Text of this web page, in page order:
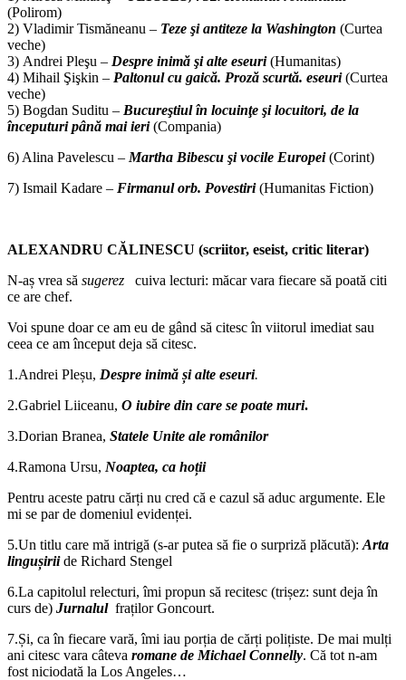
(Polirom)
2) Vladimir Tismăneanu – Teze şi antiteze la Washington (Curtea
veche)
3) Andrei Pleşu – Despre inimă şi alte eseuri(Humanitas)
4) Mihail Şişkin – Paltonul cu gaică. Proză scurtă. eseuri(Curtea
veche)
5) Bogdan Suditu – Bucureştiul în locuinţe şi locuitori, de la
începuturi până mai ieri(Compania)
6) Alina Pavelescu – Martha Bibescu şi vocile Europei(Corint)
7) Ismail Kadare – Firmanul orb. Povestiri(Humanitas Fiction)
ALEXANDRU CĂLINESCU (scriitor, eseist, critic literar)
N-aș vrea să sugerez
cuiva lecturi: măcar vara fiecare să poată citi
ce are chef.
Voi spune doar ce am eu de gând să citesc în viitorul imediat sau
ceea ce am început deja să citesc.
1.Andrei Pleșu, Despre inimă și alte eseuri.
2.Gabriel Liiceanu, O iubire din care se poate muri.
3.Dorian Branea, Statele Unite ale românilor
4.Ramona Ursu, Noaptea, ca hoții
Pentru aceste patru cărți nu cred că e cazul să aduc argumente. Ele
mi se par de domeniul evidenței.
5.Un titlu care mă intrigă (s-ar putea să fie o surpriză plăcută): Arta
lingușiriide Richard Stengel
6.La capitolul relecturi, îmi propun să recitesc (trișez: sunt deja în
curs de) Jurnalulfraților Goncourt.
7.Și, ca în fiecare vară, îmi iau porția de cărți polițiste. De mai mulți
ani citesc vara câteva romane de Michael Connelly. Că tot n-am
fost niciodată la Los Angeles…